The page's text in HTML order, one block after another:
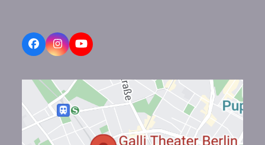
FacebookInstagramYouTube